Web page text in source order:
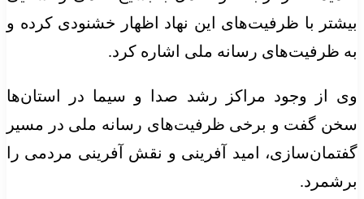
بیشتر با ظرفیت‌های این نهاد اظهار خشنودی کرده و
به ظرفیت‌های رسانه ملی اشاره کرد.
وی از وجود مراکز رشد صدا و سیما در استان‌ها
سخن گفت و برخی ظرفیت‌های رسانه ملی در مسیر
گفتمان‌سازی، امید آفرینی و نقش آفرینی مردمی را
برشمرد.